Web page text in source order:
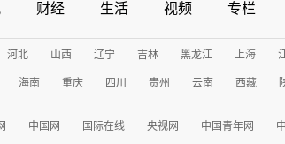
财经 生活 视频 专栏
河北 山西 辽宁 吉林 黑龙江 上海
海南 重庆 四川 贵州 云南 西藏
中国网 国际在线 央视网 中国青年网